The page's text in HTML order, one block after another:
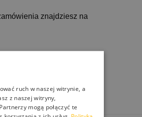
znajdziesz na
ruch w naszej witrynie, a
z naszej witryny,
mogą połączyć te